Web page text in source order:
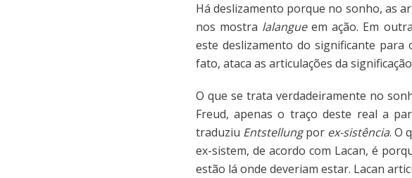
Há deslizamento porque no sonho, as
nos mostra lalangueem ação. Em
este deslizamento do significante para
fato, ataca as articulações da
O que se trata verdadeiramente no
Freud, apenas o traço deste real a
traduziu Entstellungpor ex-sistência. O
ex-sistem, de acordo com Lacan, é
estão lá onde deveriam estar. Lacan